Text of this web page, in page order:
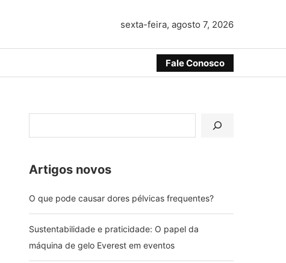
sexta-feira, agosto 7, 2026
Fale Conosco
Artigos novos
O que pode causar dores pélvicas frequentes?
Sustentabilidade e praticidade: O papel da
máquina de gelo Everest em eventos